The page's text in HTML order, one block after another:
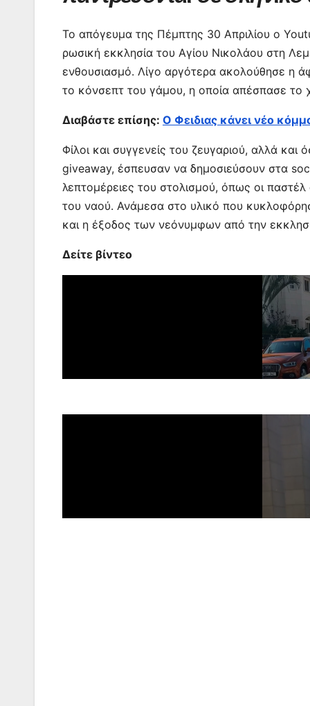
o
o
k
p
p
n
g
er
m
Το απόγευμα της Πέμπτης 30 Απριλίου ο
ρωσική εκκλησία του Αγίου Νικολάου στη
ενθουσιασμό. Λίγο αργότερα ακολούθησε η
το κόνσεπτ του γάμου, η οποία απέσπασε το
Διαβάστε επίσης: Ο Φειδιας κάνει νέο
Φίλοι και συγγενείς του ζευγαριού, αλλά
giveaway, έσπευσαν να δημοσιεύσουν στα
λεπτομέρειες του στολισμού, όπως οι
του ναού. Ανάμεσα στο υλικό που
και η έξοδος των νεόνυμφων από την
Δείτε βίντεο